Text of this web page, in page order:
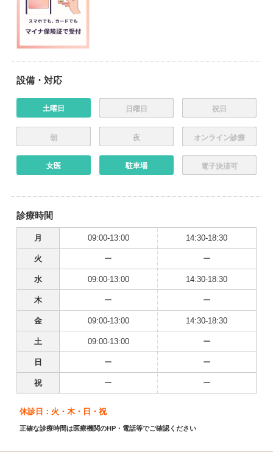
設備・対応
土曜日 日曜日 祝日
朝 夜 オンライン診療
女医 駐車場 電子決済可
診療時間
月 09:00-13:00 14:30-18:30
火 ー ー
水 09:00-13:00 14:30-18:30
木 ー ー
金 09:00-13:00 14:30-18:30
土 09:00-13:00 ー
日 ー ー
祝 ー ー
休診日：火・木・日・祝
正確な診療時間は医療機関のHP・電話等でご確認ください